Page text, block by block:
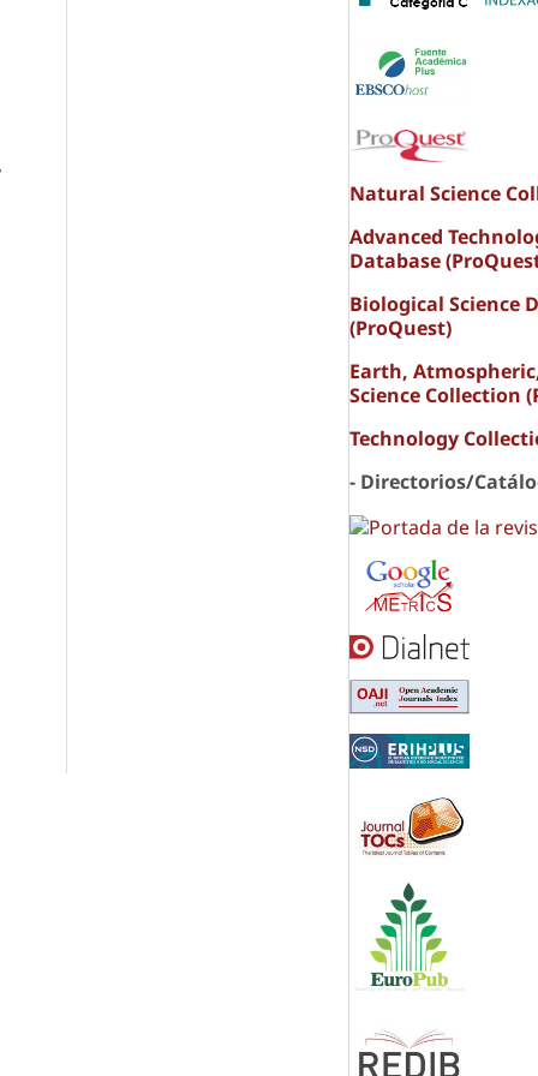
Natural Science
Advanced
Database
Biological Science
(ProQuest)
Earth,
Science Collection
Technology
- Directorios/